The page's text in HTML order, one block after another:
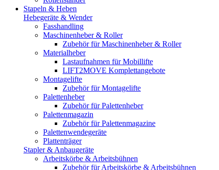
Stapeln & Heben
Hebegeräte & Wender
Fasshandling
Maschinenheber & Roller
Zubehör für Maschinenheber & Roller
Materialheber
Lastaufnahmen für Mobillifte
LIFT2MOVE Komplettangebote
Montagelifte
Zubehör für Montagelifte
Palettenheber
Zubehör für Palettenheber
Palettenmagazin
Zubehör für Palettenmagazine
Palettenwendegeräte
Plattenträger
Stapler & Anbaugeräte
Arbeitskörbe & Arbeitsbühnen
Zubehör für Arbeitskörbe & Arbeitsbühnen